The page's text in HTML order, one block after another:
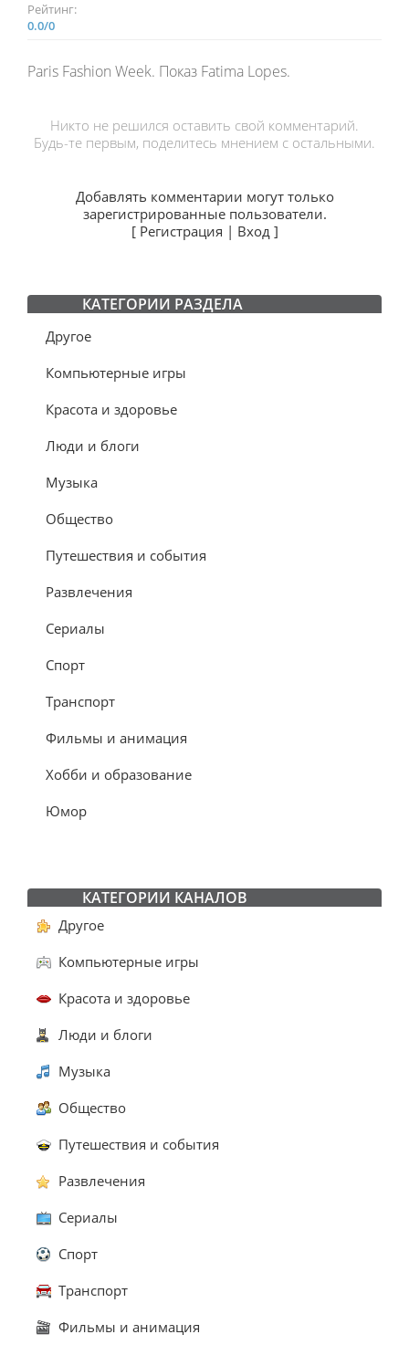
Рейтинг:
0.0/0
Paris Fashion Week. Показ Fatima Lopes.
Никто не решился оставить свой комментарий.
Будь-те первым, поделитесь мнением с остальными.
Добавлять комментарии могут только
зарегистрированные пользователи.
[ Регистрация | Вход]
КАТЕГОРИИ РАЗДЕЛА
Другое
Компьютерные игры
Красота и здоровье
Люди и блоги
Музыка
Общество
Путешествия и события
Развлечения
Сериалы
Спорт
Транспорт
Фильмы и анимация
Хобби и образование
Юмор
КАТЕГОРИИ КАНАЛОВ
Другое
Компьютерные игры
Красота и здоровье
Люди и блоги
Музыка
Общество
Путешествия и события
Развлечения
Сериалы
Спорт
Транспорт
Фильмы и анимация